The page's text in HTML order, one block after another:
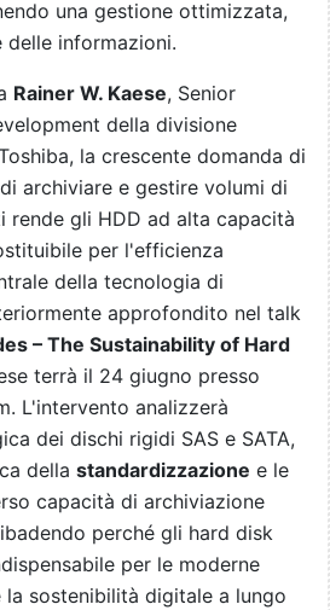
una gestione ottimizzata,
informazioni.
Rainer W. Kaese, Senior
della divisione
la crescente domanda di
archiviare e gestire volumi di
rende gli HDD ad alta capacità
per l'efficienza
della tecnologia di
approfondito nel talk
– The Sustainability of Hard
terrà il 24 giugno presso
L'intervento analizzerà
dei dischi rigidi SAS e SATA,
della standardizzazione e le
capacità di archiviazione
perché gli hard disk
per le moderne
sostenibilità digitale a lungo